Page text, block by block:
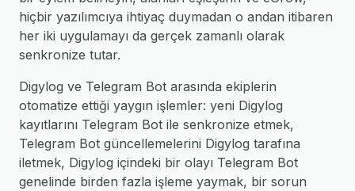
hiçbir yazılımcıya ihtiyaç duymadan o andan itibaren
her iki uygulamayı da gerçek zamanlı olarak
senkronize tutar.
Digylog ve Telegram Bot arasında ekiplerin
otomatize ettiği yaygın işlemler: yeni Digylog
kayıtlarını Telegram Bot ile senkronize etmek,
Telegram Bot güncellemelerini Digylog tarafına
iletmek, Digylog içindeki bir olayı Telegram Bot
genelinde birden fazla işleme yaymak, bir sorun